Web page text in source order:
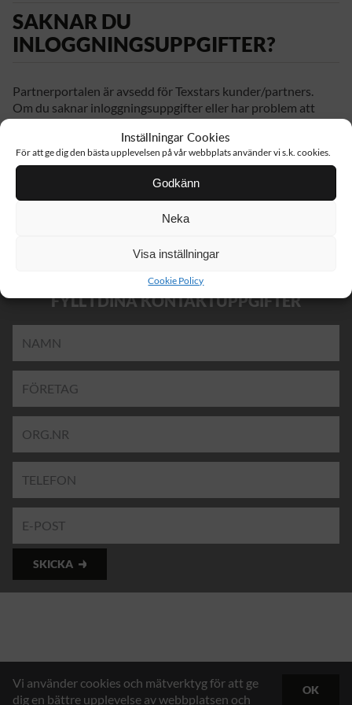
Inställningar Cookies
För att ge dig den bästa upplevelsen på vår webbplats använder vi s.k. cookies.
Godkänn
Neka
Visa inställningar
Cookie Policy
SAKNAR DU
INLOGGNINGSUPPGIFTER?
Partnerportalen är avsedd för Texstars kunder/partners.
Om du saknar inloggningsuppgifter eller har problem att
logga in, vänligen fyll i dina kontaktuppgifter nedan eller ta
kontakt med Partner Support på +46 176 29 65 50 eller
order@texstar.se.
FYLL I DINA KONTAKTUPPGIFTER
SKICKA
Vi använder cookies och mätverktyg för att ge
dig en bättre upplevelse av webbplatsen och
OK